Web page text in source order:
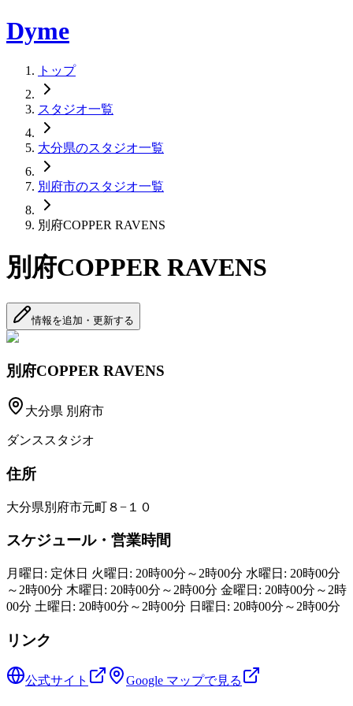
Dyme
トップ
スタジオ一覧
大分県のスタジオ一覧
別府市のスタジオ一覧
別府COPPER RAVENS
別府COPPER RAVENS
情報を追加・更新する
別府COPPER RAVENS
大分県 別府市
ダンススタジオ
住所
大分県別府市元町８−１０
スケジュール・営業時間
月曜日: 定休日 火曜日: 20時00分～2時00分 水曜日: 20時00分
～2時00分 木曜日: 20時00分～2時00分 金曜日: 20時00分～2時
00分 土曜日: 20時00分～2時00分 日曜日: 20時00分～2時00分
リンク
公式サイト Google マップで見る